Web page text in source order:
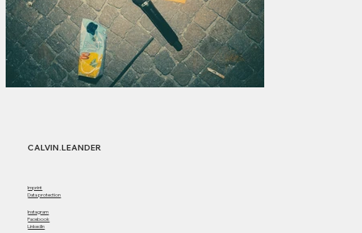
CALVIN.LEANDER
Imprint
Data protection
Instagram
Facebook
LinkedIn